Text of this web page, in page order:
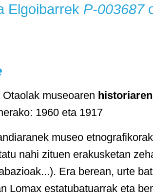
Elgoibarrek P-003687
museoaren
1960 eta 1917
museo
nahi zituen erakusketan
Era berean, urte
Lomax estatubatuarrak eta